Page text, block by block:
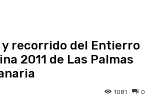
y recorrido del Entierro
2011 de Las Palmas
0
1081